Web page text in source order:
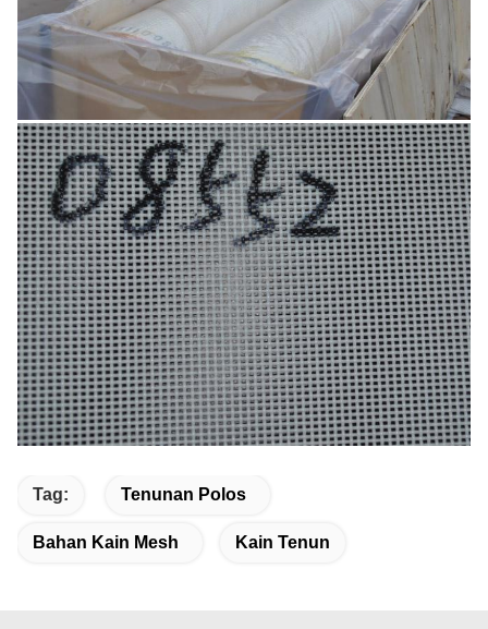
Tag: Tenunan Polos
Bahan Kain Mesh Kain Tenun